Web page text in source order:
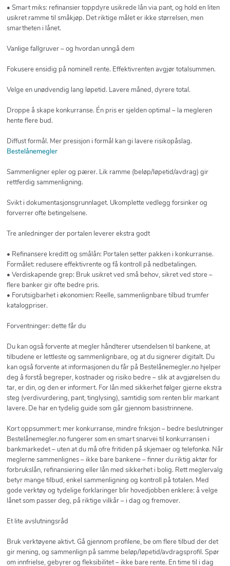
• Smart miks: refinansier toppdyre usikrede lån via pant, og hold en liten
usikret ramme til småkjøp. Det riktige målet er ikke størrelsen, men
smartheten i lånet.
Vanlige fallgruver – og hvordan unngå dem
Fokusere ensidig på nominell rente. Effektivrenten avgjør totalsummen.
Velge en unødvendig lang løpetid. Lavere måned, dyrere total.
Droppe å skape konkurranse. Én pris er sjelden optimal – la megleren
hente flere bud.
Diffust formål. Mer presisjon i formål kan gi lavere risikopåslag.
Bestelånemegler
Sammenligner epler og pærer. Lik ramme (beløp/løpetid/avdrag) gir
rettferdig sammenligning.
Svikt i dokumentasjonsgrunnlaget. Ukomplette vedlegg forsinker og
forverrer ofte betingelsene.
Tre anledninger der portalen leverer ekstra godt
• Refinansere kreditt og smålån: Portalen setter pakken i konkurranse.
Formålet: redusere effektivrente og få kontroll på nedbetalingen.
• Verdiskapende grep: Bruk usikret ved små behov, sikret ved store –
flere banker gir ofte bedre pris.
• Forutsigbarhet i økonomien: Reelle, sammenlignbare tilbud trumfer
katalogpriser.
Forventninger: dette får du
Du kan også forvente at megler håndterer utsendelsen til bankene, at
tilbudene er lettleste og sammenlignbare, og at du signerer digitalt. Du
kan også forvente at informasjonen du får på Bestelånemegler.no hjelper
deg å forstå begreper, kostnader og risiko bedre – slik at avgjørelsen du
tar, er din, og den er informert. For lån med sikkerhet følger gjerne ekstra
steg (verdivurdering, pant, tinglysing), samtidig som renten blir markant
lavere. De har en tydelig guide som går gjennom basistrinnene.
Kort oppsummert: mer konkurranse, mindre friksjon – bedre beslutninger
Bestelånemegler.no fungerer som en smart snarvei til konkurransen i
bankmarkedet – uten at du må ofre fritiden på skjemaer og telefonkø. Når
meglerne sammenlignes – ikke bare bankene – finner du riktig aktør for
forbrukslån, refinansiering eller lån med sikkerhet i bolig. Rett meglervalg
betyr mange tilbud, enkel sammenligning og kontroll på totalen. Med
gode verktøy og tydelige forklaringer blir hovedjobben enklere: å velge
lånet som passer deg, på riktige vilkår – i dag og fremover.
Et lite avslutningsråd
Bruk verktøyene aktivt. Gå gjennom profilene, be om flere tilbud der det
gir mening, og sammenlign på samme beløp/løpetid/avdragsprofil. Spør
om innfrielse, gebyrer og fleksibilitet – ikke bare rente. En time til i dag